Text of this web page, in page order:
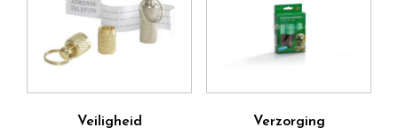
Veiligheid Verzorging